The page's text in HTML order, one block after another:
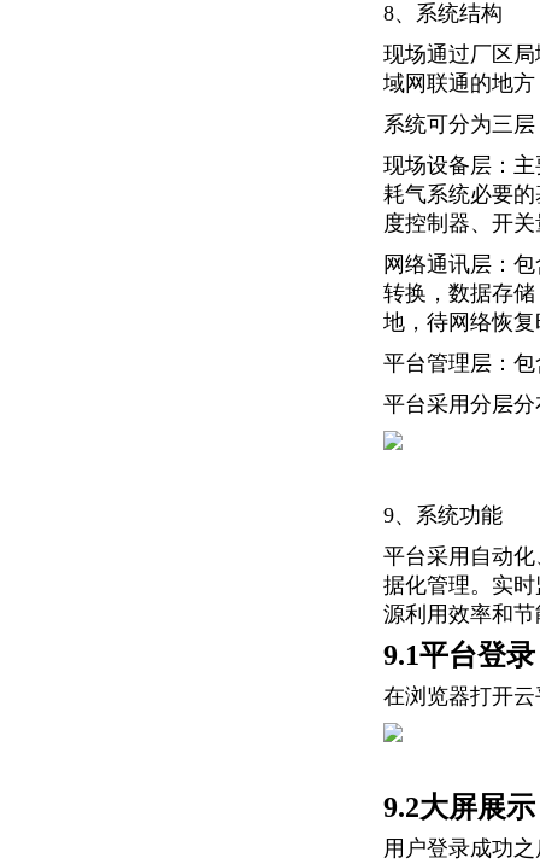
8、系统结构
现场通过厂区
域网联通的地
系统可分为三
现场设备层：
耗气系统必要
度控制器、开
网络通讯层：
转换，数据存
地，待网络恢
平台管理层：
平台采用分层
9、系统功能
平台采用自动
据化管理。实
源利用效率和
9.1平台登录
在浏览器打开
9.2大屏展示
用户登录成功